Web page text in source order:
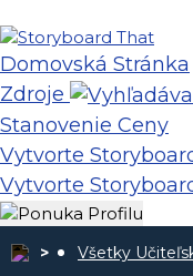
Domovská Stránka
Zdroje
Stanovenie Ceny
Vytvorte
Vytvorte
Všetky